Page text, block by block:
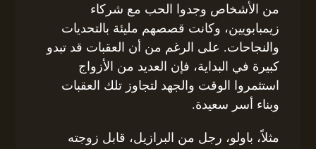
من الأشخاص وجدوا الحب مع شركاء
زيمبابويين، وكانت قصصهم مليئة بالتحديات
والنجاحات. على الرغم من أن العقبات قد تبدو
كبيرة في البداية، فإن العديد من الأزواج
استثمروا الوقت والجهد لتجاوز تلك العقبات
وبناء أسر سعيدة.
مثلاً، باولو، رجل من البرازيل، قابل زوجته